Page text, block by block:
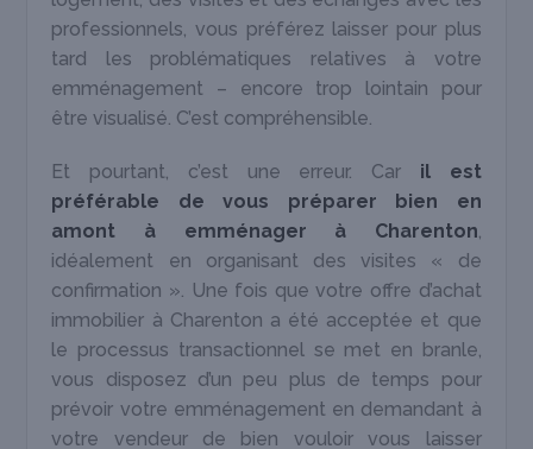
professionnels, vous préférez laisser pour plus
tard les problématiques relatives à votre
emménagement – encore trop lointain pour
être visualisé. C’est compréhensible.
Et pourtant, c’est une erreur. Car il est
préférable de vous préparer bien en
amont à emménager à Charenton,
idéalement en organisant des visites « de
confirmation ». Une fois que votre offre d’achat
immobilier à Charenton a été acceptée et que
le processus transactionnel se met en branle,
vous disposez d’un peu plus de temps pour
prévoir votre emménagement en demandant à
votre vendeur de bien vouloir vous laisser